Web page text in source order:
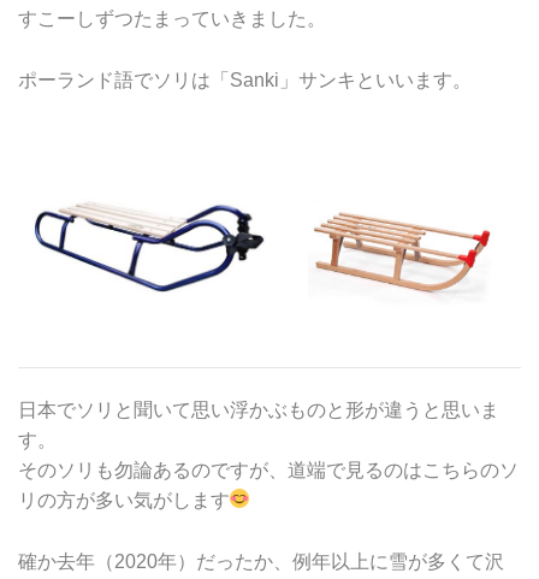
すこーしずつたまっていきました。
ポーランド語でソリは「Sanki」サンキといいます。
日本でソリと聞いて思い浮かぶものと形が違うと思いま
す。
そのソリも勿論あるのですが、道端で見るのはこちらのソ
リの方が多い気がします
確か去年（2020年）だったか、例年以上に雪が多くて沢